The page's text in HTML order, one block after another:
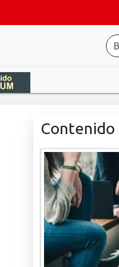
Contenido